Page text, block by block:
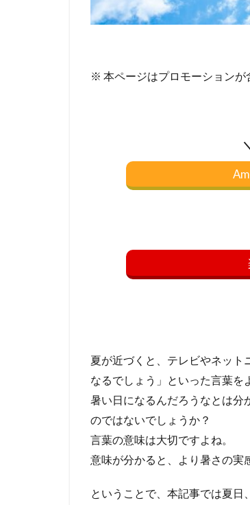
※ 本ページはプロモーションが
夏が近づくと、テレビやネット
なるでしょう」といった言葉を
暑い日になるんだろうなとは分
のではないでしょうか？
言葉の意味は大切ですよね。
意味が分かると、より暑さの実
ということで、本記事では夏日